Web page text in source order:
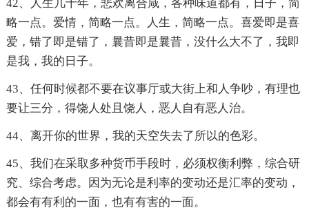
42、人生几十年，悲欢离合咸，各种味道都有，日子，简
略一点。爱情，简略一点。人生，简略一点。喜爱即是喜
爱，错了即是错了，曩昔即是曩昔，没什么大不了，我即
是我，我的日子。
43、任何时候都不要在议事厅或大街上和人争吵，有理也
要让三分，得饶人处且饶人，恶人自有恶人治。
44、离开你的世界，我的天空失去了所以的色彩。
45、我们在采取多种货币手段时，必须权衡利弊，综合研
究、综合考虑。因为无论是利率的变动还是汇率的变动，
都会有有利的一面，也有有害的一面。